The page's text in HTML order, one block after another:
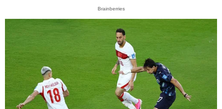
Brainberries